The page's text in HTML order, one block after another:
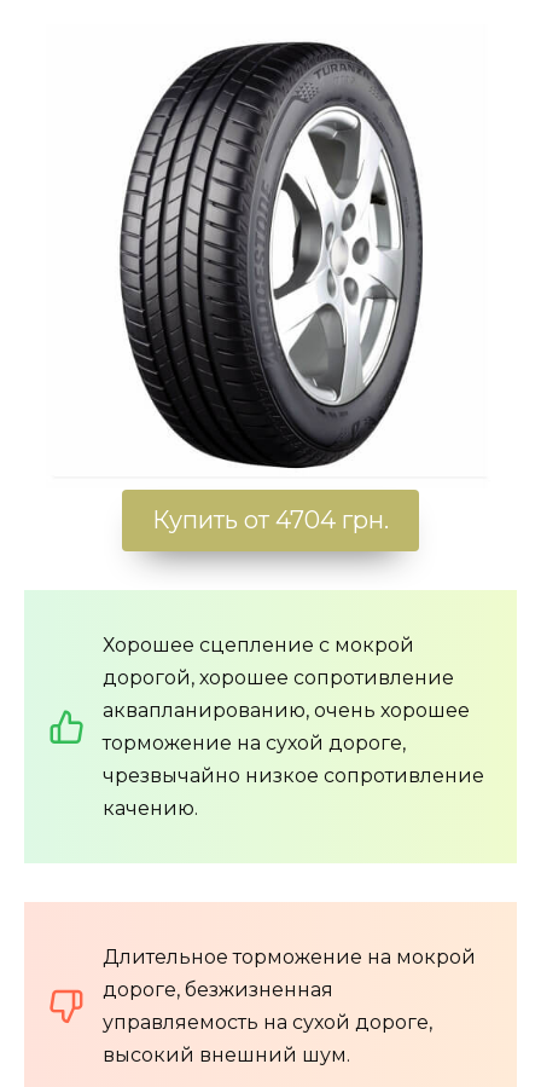
Купить от 4704 грн.
Хорошее сцепление с мокрой
дорогой, хорошее сопротивление
аквапланированию, очень хорошее
торможение на сухой дороге,
чрезвычайно низкое сопротивление
качению.
Длительное торможение на мокрой
дороге, безжизненная
управляемость на сухой дороге,
высокий внешний шум.